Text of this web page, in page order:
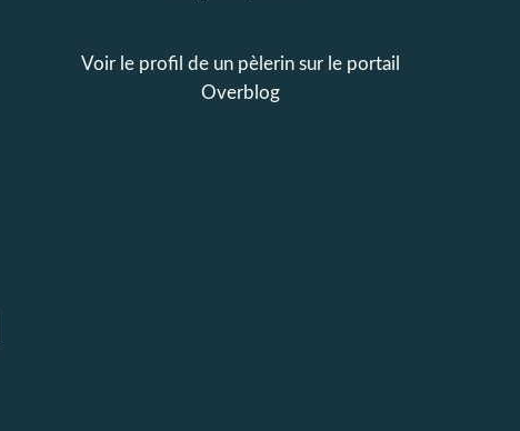
Voir le profil de un pèlerinsur le portail
Overblog